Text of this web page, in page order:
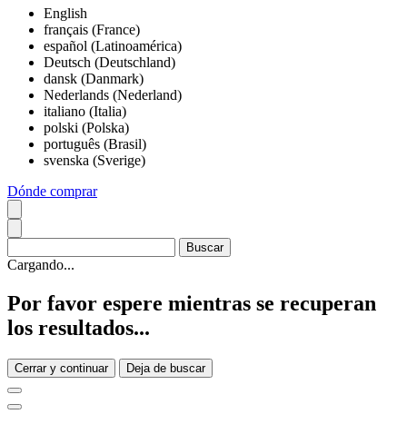
English
français (France)
español (Latinoamérica)
Deutsch (Deutschland)
dansk (Danmark)
Nederlands (Nederland)
italiano (Italia)
polski (Polska)
português (Brasil)
svenska (Sverige)
Dónde comprar
Cargando...
Por favor espere mientras se recuperan
los resultados...
Cerrar y continuar Deja de buscar